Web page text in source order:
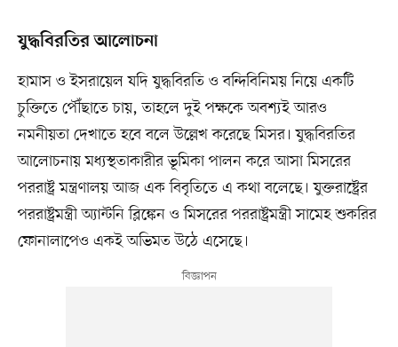
যুদ্ধবিরতির আলোচনা
হামাস ও ইসরায়েল যদি যুদ্ধবিরতি ও বন্দিবিনিময় নিয়ে একটি
চুক্তিতে পৌঁছাতে চায়, তাহলে দুই পক্ষকে অবশ্যই আরও
নমনীয়তা দেখাতে হবে বলে উল্লেখ করেছে মিসর। যুদ্ধবিরতির
আলোচনায় মধ্যস্থতাকারীর ভূমিকা পালন করে আসা মিসরের
পররাষ্ট্র মন্ত্রণালয় আজ এক বিবৃতিতে এ কথা বলেছে। যুক্তরাষ্ট্রের
পররাষ্ট্রমন্ত্রী অ্যান্টনি ব্লিঙ্কেন ও মিসরের পররাষ্ট্রমন্ত্রী সামেহ শুকরির
ফোনালাপেও একই অভিমত উঠে এসেছে।